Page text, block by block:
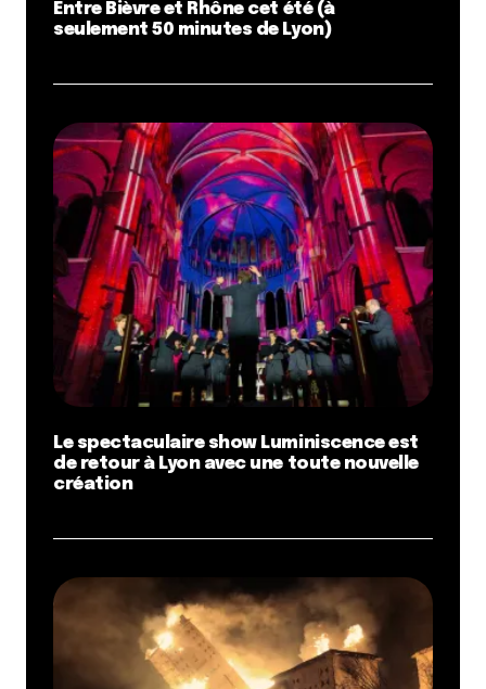
Entre Bièvre et Rhône cet été (à
seulement 50 minutes de Lyon)
Le spectaculaire show Luminiscence est
de retour à Lyon avec une toute nouvelle
création